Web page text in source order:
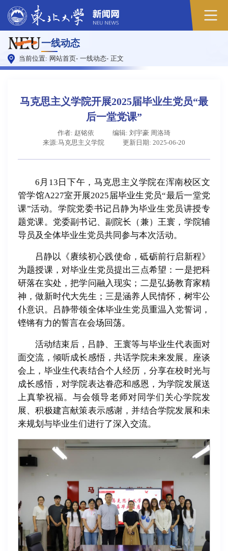
一线动态
当前位置: 网站首页- 一线动态- 正文
马克思主义学院开展2025届毕业生党员“最
后一堂党课”
作者: 赵铭依
编辑: 刘宇豪 周洛琦
来源:马克思主义学院
更新日期: 2025-06-20
6月13日下午，马克思主义学院在浑南校区文
管学馆A227室开展2025届毕业生党员“最后一堂党
课”活动。学院党委书记吕静为毕业生党员讲授专
题党课。党委副书记、副院长（兼）王寰，学院辅
导员及全体毕业生党员共同参与本次活动。
吕静以《赓续初心践使命，砥砺前行启新程》
为题授课，对毕业生党员提出三点希望：一是把科
研落在实处，把学问融入现实；二是弘扬教育家精
神，做新时代大先生；三是涵养人民情怀，树牢公
仆意识。吕静带领全体毕业生党员重温入党誓词，
铿锵有力的誓言在会场回荡。
活动结束后，吕静、王寰等与毕业生代表面对
面交流，倾听成长感悟，共话学院未来发展。座谈
会上，毕业生代表结合个人经历，分享在校时光与
成长感悟，对学院表达眷恋和感恩，为学院发展送
上真挚祝福。与会领导老师对同学们关心学院发
展、积极建言献策表示感谢，并结合学院发展和未
来规划与毕业生们进行了深入交流。
原